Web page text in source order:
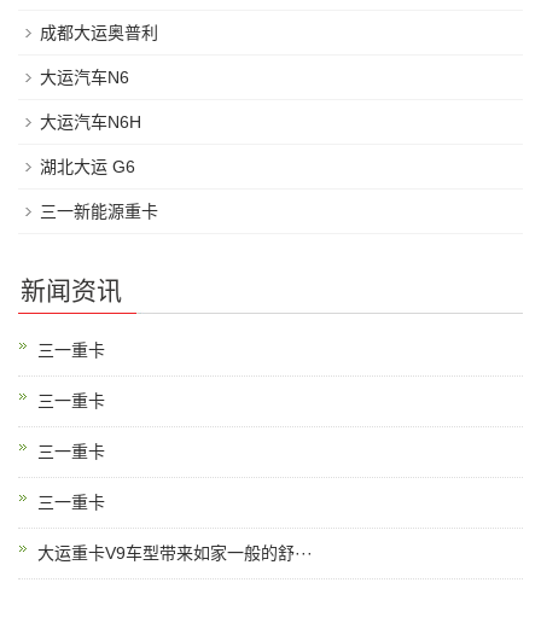
成都大运奥普利
大运汽车N6
大运汽车N6H
湖北大运 G6
三一新能源重卡
新闻资讯
三一重卡
三一重卡
三一重卡
三一重卡
大运重卡V9车型带来如家一般的舒···